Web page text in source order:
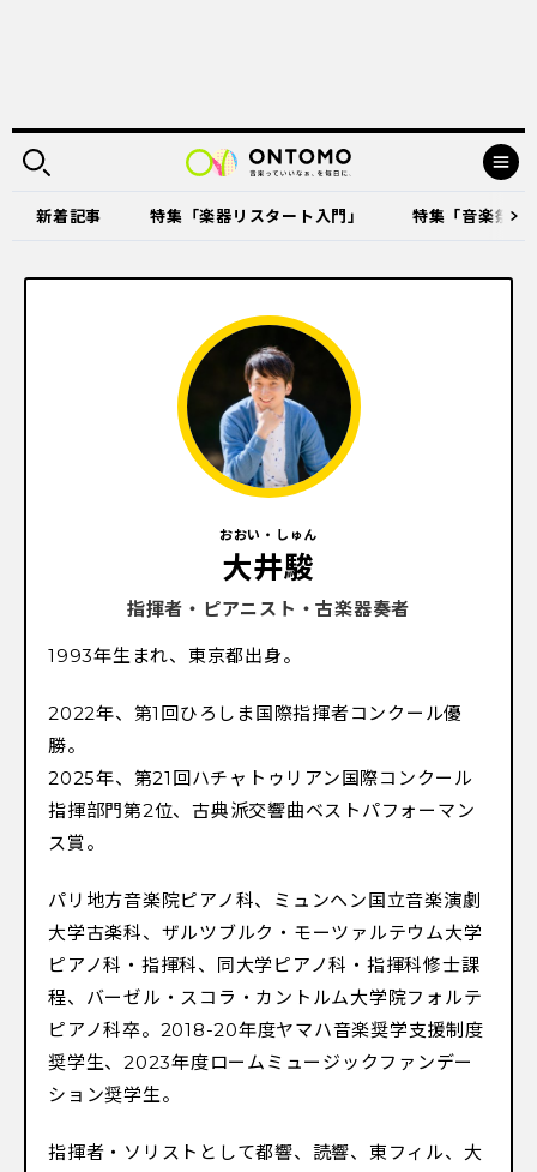
新着記事 特集「楽器リスタート入門」 特集「音楽祭
おおい・しゅん
大井駿
指揮者・ピアニスト・古楽器奏者
1993年生まれ、東京都出身。
2022年、第1回ひろしま国際指揮者コンクール優
勝。
2025年、第21回ハチャトゥリアン国際コンクール
指揮部門第2位、古典派交響曲ベストパフォーマン
ス賞。
パリ地方音楽院ピアノ科、ミュンヘン国立音楽演劇
大学古楽科、ザルツブルク・モーツァルテウム大学
ピアノ科・指揮科、同大学ピアノ科・指揮科修士課
程、バーゼル・スコラ・カントルム大学院フォルテ
ピアノ科卒。2018-20年度ヤマハ音楽奨学支援制度
奨学生、2023年度ロームミュージックファンデー
ション奨学生。
指揮者・ソリストとして都響、読響、東フィル、大